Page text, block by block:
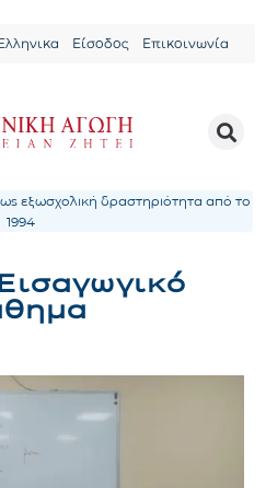
Είσοδος Επικοινωνία
εξωσχολική δραστηριότητα από το
1994